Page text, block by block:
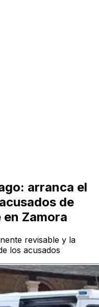
arranca el
de
en Zamora
revisable y la
los acusados